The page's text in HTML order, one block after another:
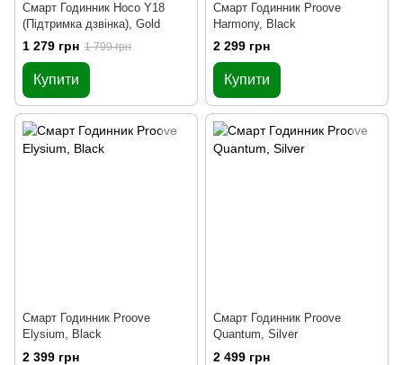
Смарт Годинник Hoco Y18
(Підтримка дзвінка), Gold
1 279 грн 1 799 грн
Купити
Смарт Годинник Proove
Harmony, Black
2 299 грн
Купити
Смарт Годинник Proove
Elysium, Black
2 399 грн
Смарт Годинник Proove
Quantum, Silver
2 499 грн